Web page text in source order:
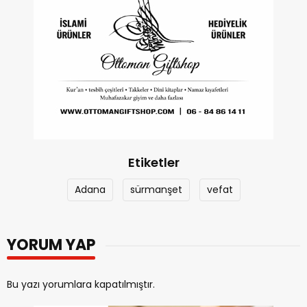
Etiketler
Adana sürmanşet vefat
YORUM YAP
Bu yazı yorumlara kapatılmıştır.